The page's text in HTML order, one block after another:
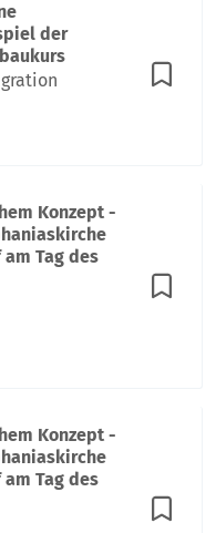
der
Konzept -
Tag des
Konzept -
Tag des